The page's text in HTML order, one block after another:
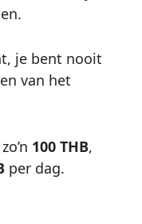
je bent nooit
van het
100 THB,
per dag.